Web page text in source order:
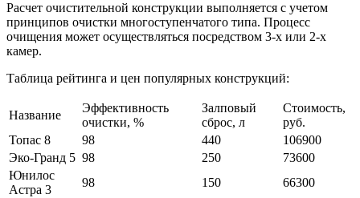
Расчет очистительной конструкции выполняется с учетом
принципов очистки многоступенчатого типа. Процесс
очищения может осуществляться посредством 3-х или 2-х
камер.
Таблица рейтинга и цен популярных конструкций:
Название
Эффективность
очистки, %
Залповый
сброс, л
Стоимость,
руб.
Топас 8
98 440
106900
Эко-Гранд 5 98 250
73600
Юнилос
Астра 3
98 150
66300